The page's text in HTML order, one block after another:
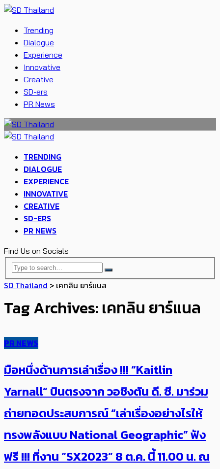
Trending
Dialogue
Experience
Innovative
Creative
SD-ers
PR News
TRENDING
DIALOGUE
EXPERIENCE
INNOVATIVE
CREATIVE
SD-ERS
PR NEWS
Find Us on Socials
SD Thailand > เคทลิน ยาร์แนล
Tag Archives: เคทลิน ยาร์แนล
PR NEWS
มือหนึ่งด้านการเล่าเรื่อง !!! “Kaitlin
Yarnall” บินตรงจาก วอชิงตัน ดี. ซี. มาร่วม
ถ่ายทอดประสบการณ์ “เล่าเรื่องอย่างไรให้
ทรงพลังแบบ National Geographic” ฟัง
ฟรี !!! ที่งาน “SX2023” 8 ต.ค. นี้ 11.00 น. ณ